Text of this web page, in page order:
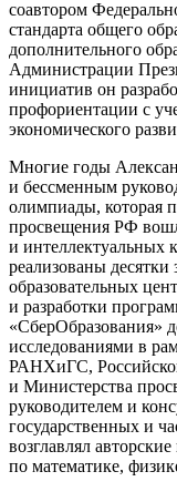
соавтором
стандарта общего
дополнительного
Администрации
инициатив он
профориентации с
экономического
Многие годы
и бессменным
олимпиады, которая
просвещения РФ
и интеллектуальных
реализованы
образовательных
и разработки
«СберОбразования»
исследованиями в
РАНХиГС,
и Министерства
руководителем и
государственных и
возглавлял
по математике,